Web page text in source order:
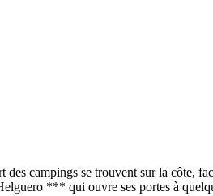
des campings se trouvent sur la côte,
*** qui ouvre ses portes à